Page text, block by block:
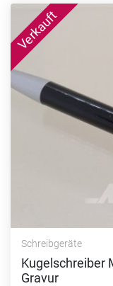
Schreibgeräte
Kugelschreiber
Gravur